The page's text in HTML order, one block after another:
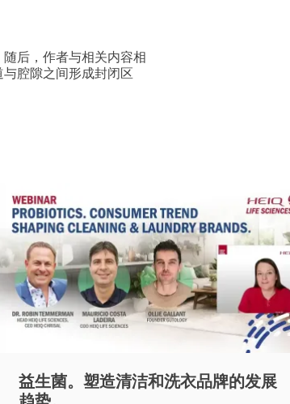
后，作者与相关内容相
腔隙之间形成封闭区
益生菌。塑造清洁和洗衣品牌的发展